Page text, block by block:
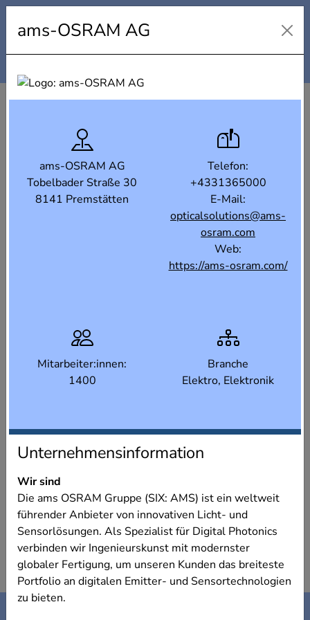
Karte Filter
ams-OSRAM AG
ams-OSRAM AG
Tobelbader Straße 30
8141 Premstätten
Telefon:
+4331365000
E-Mail:
opticalsolutions@ams-
osram.com
Web:
https://ams-osram.com/
Mitarbeiter:innen:
1400
Branche
Elektro, Elektronik
Unternehmensinformation
Wir sind
Die ams OSRAM Gruppe (SIX: AMS) ist ein weltweit
führender Anbieter von innovativen Licht- und
Sensorlösungen. Als Spezialist für Digital Photonics
verbinden wir Ingenieurskunst mit modernster
globaler Fertigung, um unseren Kunden das breiteste
Portfolio an digitalen Emitter- und Sensortechnologien
zu bieten.
Kontakt